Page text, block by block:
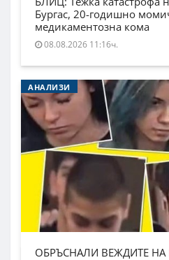
Бургас, 20-годишно
медикаментозна кома
08.08.2026 11:16ч.
АНАЛИЗИ
ОБРЪСНАЛИ ВЕЖДИТЕ НА